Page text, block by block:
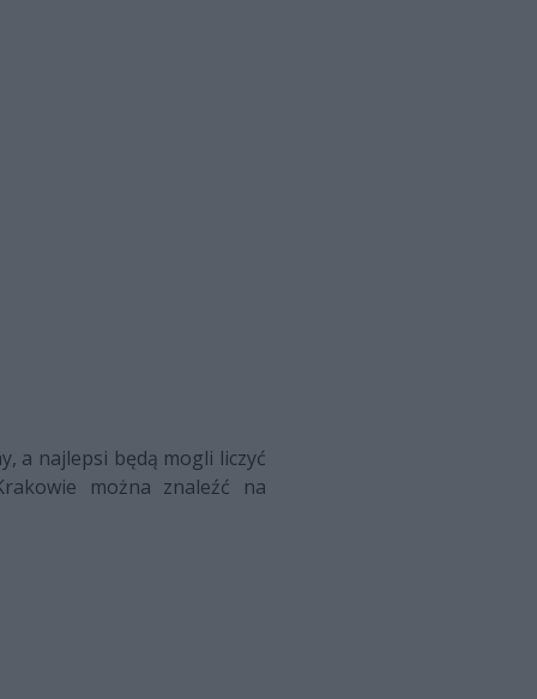
a najlepsi będą mogli liczyć
można znaleźć na